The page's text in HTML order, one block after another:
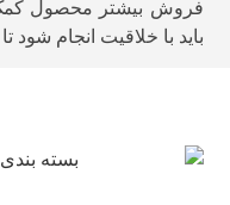
فروش بیشتر محصول
باید با خلاقیت انجام شود